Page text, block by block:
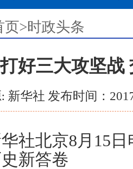
页>时政头条
打好三大攻坚战
新华社 发布时间：
北京8月15日
新答卷